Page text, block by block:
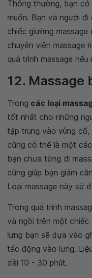
Thông thường, bạn có
muốn. Bạn và người
chiếc giường
chuyên viên massage
quá trình massage nếu
12. Massage
Trong các loại
tốt nhất cho những
tập trung vào vùng
cũng có thể là một
bạn chưa từng đi
cũng giúp bạn giảm
Loại massage này sử
Trong quá trình
và ngồi trên một
lưng bạn sẽ dựa vào
tác động vào lưng.
dài 10 - 30 phút.